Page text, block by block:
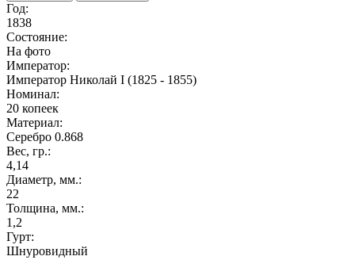
Год:
1838
Состояние:
На фото
Император:
Император Николай I (1825 - 1855)
Номинал:
20 копеек
Материал:
Серебро 0.868
Вес, гр.:
4,14
Диаметр, мм.:
22
Толщина, мм.:
1,2
Гурт:
Шнуровидный